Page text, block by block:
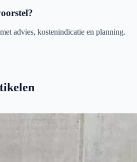
advies, kostenindicatie en planning.